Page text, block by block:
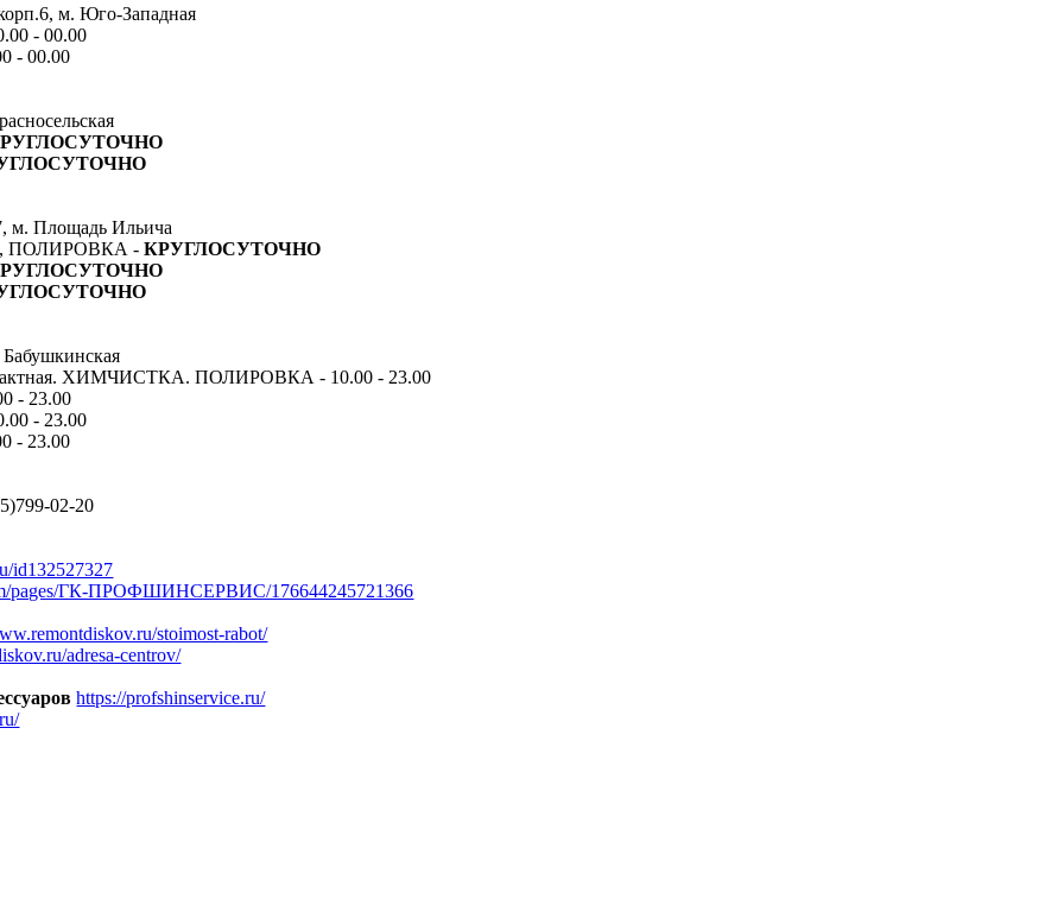
м. Юго-Западная
- 00.00
- 00.00
м. Площадь Ильича
ПОЛИРОВКА -КРУГЛОСУТОЧНО
ХИМЧИСТКА. ПОЛИРОВКА - 10.00 - 23.00
- 23.00
- 23.00
- 23.00
02-20
id132527327
pages/ГК-ПРОФШИНСЕРВИС/176644245721366
stoimost-rabot/
adresa-centrov/
https://profshinservice.ru/